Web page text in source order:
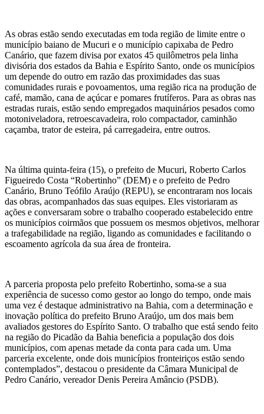
As obras estão sendo executadas em toda região de limite entre o
município baiano de Mucuri e o município capixaba de Pedro
Canário, que fazem divisa por exatos 45 quilômetros pela linha
divisória dos estados da Bahia e Espírito Santo, onde os municípios
um depende do outro em razão das proximidades das suas
comunidades rurais e povoamentos, uma região rica na produção de
café, mamão, cana de açúcar e pomares frutíferos. Para as obras nas
estradas rurais, estão sendo empregados maquinários pesados como
motoniveladora, retroescavadeira, rolo compactador, caminhão
caçamba, trator de esteira, pá carregadeira, entre outros.
Na última quinta-feira (15), o prefeito de Mucuri, Roberto Carlos
Figueiredo Costa “Robertinho” (DEM) e o prefeito de Pedro
Canário, Bruno Teófilo Araújo (REPU), se encontraram nos locais
das obras, acompanhados das suas equipes. Eles vistoriaram as
ações e conversaram sobre o trabalho cooperado estabelecido entre
os municípios coirmãos que possuem os mesmos objetivos, melhorar
a trafegabilidade na região, ligando as comunidades e facilitando o
escoamento agrícola da sua área de fronteira.
A parceria proposta pelo prefeito Robertinho, soma-se a sua
experiência de sucesso como gestor ao longo do tempo, onde mais
uma vez é destaque administrativo na Bahia, com a determinação e
inovação política do prefeito Bruno Araújo, um dos mais bem
avaliados gestores do Espírito Santo. O trabalho que está sendo feito
na região do Picadão da Bahia beneficia a população dos dois
municípios, com apenas metade da conta para cada um. Uma
parceria excelente, onde dois municípios fronteiriços estão sendo
contemplados”, destacou o presidente da Câmara Municipal de
Pedro Canário, vereador Denis Pereira Amâncio (PSDB).